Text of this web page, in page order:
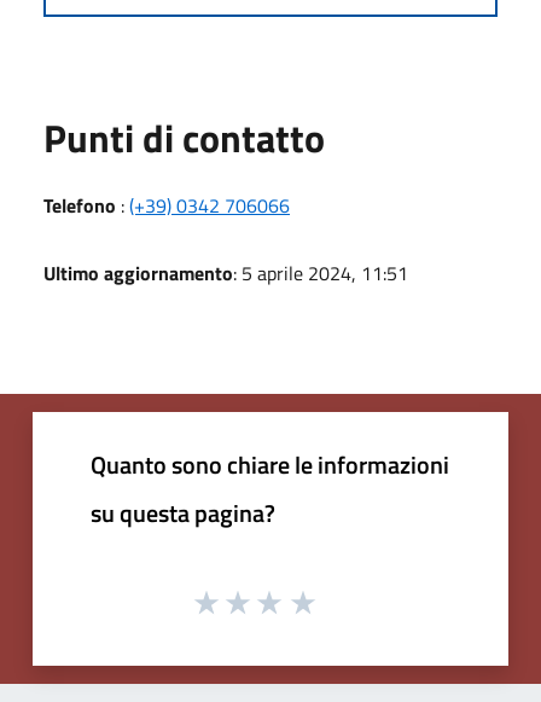
Punti di contatto
Telefono :(+39) 0342 706066
Ultimo aggiornamento: 5 aprile 2024, 11:51
Quanto sono chiare le informazioni
su questa pagina?